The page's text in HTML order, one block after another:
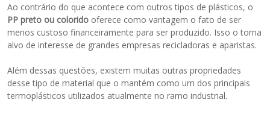
Ao contrário do que acontece com outros tipos de plásticos, o
PP preto ou colorido oferece como vantagem o fato de ser
menos custoso financeiramente para ser produzido. Isso o torna
alvo de interesse de grandes empresas recicladoras e aparistas.
Além dessas questões, existem muitas outras propriedades
desse tipo de material que o mantém como um dos principais
termoplásticos utilizados atualmente no ramo industrial.